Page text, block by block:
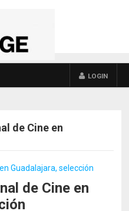
LOGIN
de Cine en
de Cine en